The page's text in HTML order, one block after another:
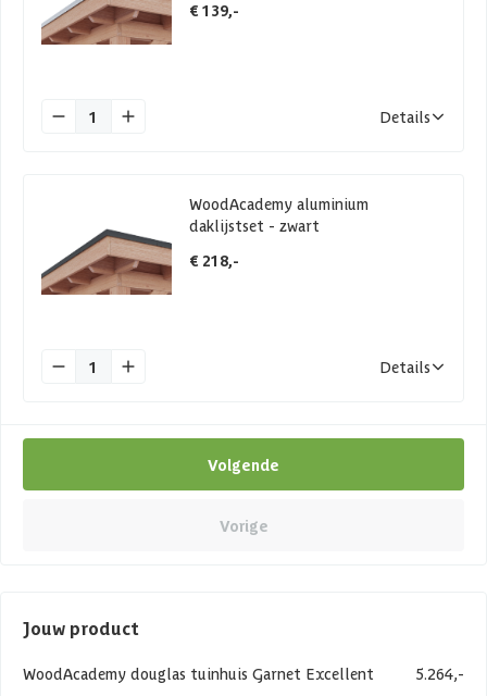
€ 139,-
1 Details
WoodAcademy aluminium
daklijstset - zwart
€ 218,-
1 Details
Vorige
Volgende
Jouw product
WoodAcademy douglas tuinhuis Garnet Excellent
5.264,-